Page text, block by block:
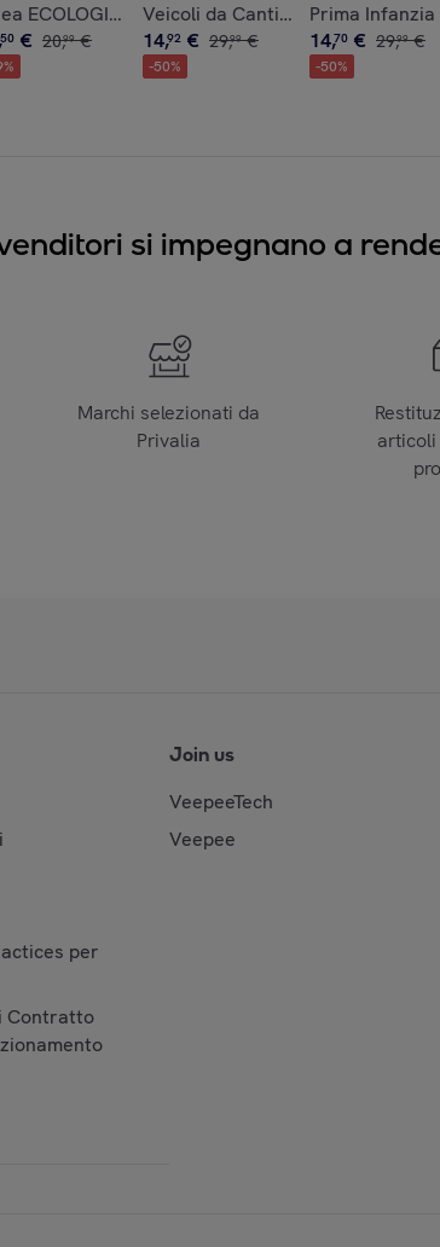
Good Vibes
ECOLOGICA - Rimorchio
,50 € 20,99 €
%
Veicoli da Cantiere in scatola -
14,92 € 29,99 €
-50%
Prima
14,70 € 29,99 €
-50%
si impegnano a
Marchi selezionati da
Privalia
articoli
per
Contratto
Join us
VeepeeTech
Veepee